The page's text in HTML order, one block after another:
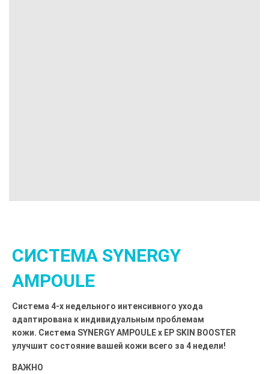
СИСТЕМА SYNERGY
AMPOULE
Система 4-х недельного интенсивного ухода
адаптирована к индивидуальным проблемам
кожи. Система SYNERGY AMPOULE x EP SKIN BOOSTER
улучшит состояние вашей кожи всего за 4 недели!
ВАЖНО